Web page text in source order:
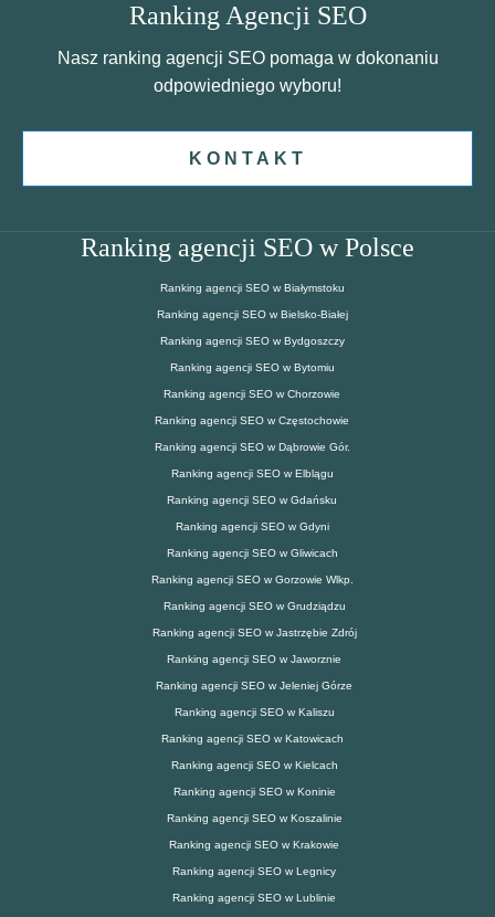
Ranking Agencji SEO
Nasz ranking agencji SEO pomaga w dokonaniu
odpowiedniego wyboru!
KONTAKT
Ranking agencji SEO w Polsce
Ranking agencji SEO w Białymstoku
Ranking agencji SEO w Bielsko-Białej
Ranking agencji SEO w Bydgoszczy
Ranking agencji SEO w Bytomiu
Ranking agencji SEO w Chorzowie
Ranking agencji SEO w Częstochowie
Ranking agencji SEO w Dąbrowie Gór.
Ranking agencji SEO w Elblągu
Ranking agencji SEO w Gdańsku
Ranking agencji SEO w Gdyni
Ranking agencji SEO w Gliwicach
Ranking agencji SEO w Gorzowie Wlkp.
Ranking agencji SEO w Grudziądzu
Ranking agencji SEO w Jastrzębie Zdrój
Ranking agencji SEO w Jaworznie
Ranking agencji SEO w Jeleniej Górze
Ranking agencji SEO w Kaliszu
Ranking agencji SEO w Katowicach
Ranking agencji SEO w Kielcach
Ranking agencji SEO w Koninie
Ranking agencji SEO w Koszalinie
Ranking agencji SEO w Krakowie
Ranking agencji SEO w Legnicy
Ranking agencji SEO w Lublinie